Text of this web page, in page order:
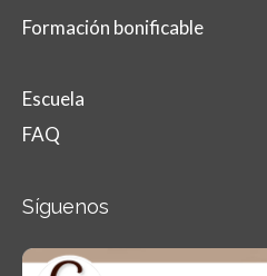
Formación bonificable
Escuela
FAQ
Síguenos